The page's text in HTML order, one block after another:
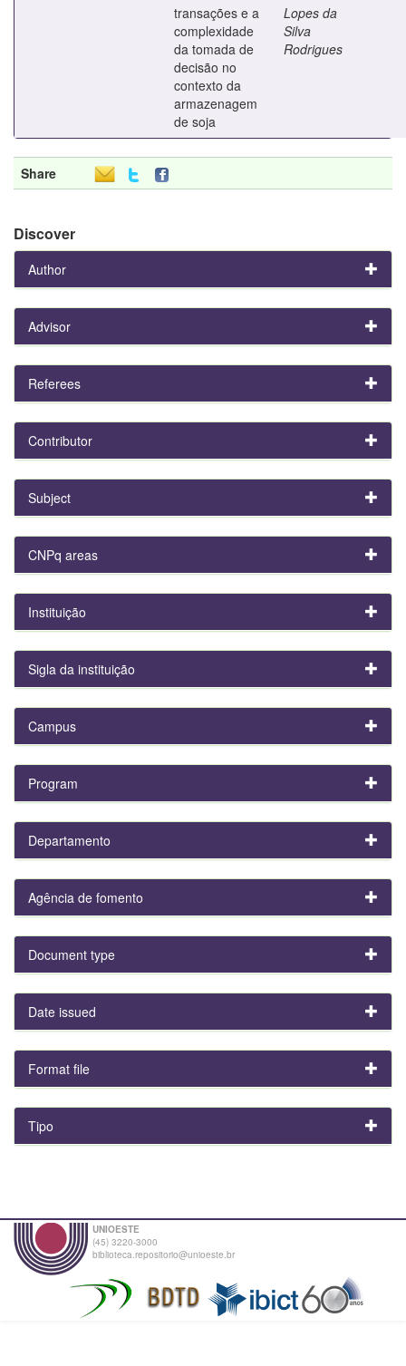
transações e a
complexidade
da tomada de
decisão no
contexto da
armazenagem
de soja
Lopes da
Silva
Rodrigues
Share
Discover
Author
Advisor
Referees
Contributor
Subject
CNPq areas
Instituição
Sigla da instituição
Campus
Program
Departamento
Agência de fomento
Document type
Date issued
Format file
Tipo
UNIOESTE
(45) 3220-3000
biblioteca.repositorio@unioeste.br